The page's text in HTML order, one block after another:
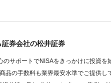
券会社の松井証券
サポートでNISAをきっかけに投資を
の手数料も業界最安水準でご提供